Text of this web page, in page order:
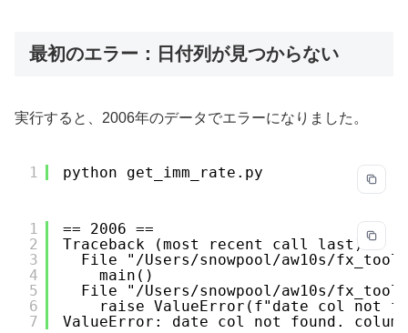
最初のエラー：日付列が見つからない
実行すると、2006年のデータでエラーになりました。
1 python get_imm_rate.py
1
2
3
4
5
6
7
== 2006 ==
Traceback (most recent call last):
File "/Users/snowpool/aw10s/
main()
File "/Users/snowpool/aw10s/
raise ValueError(f"date col not
ValueError: date col not found.